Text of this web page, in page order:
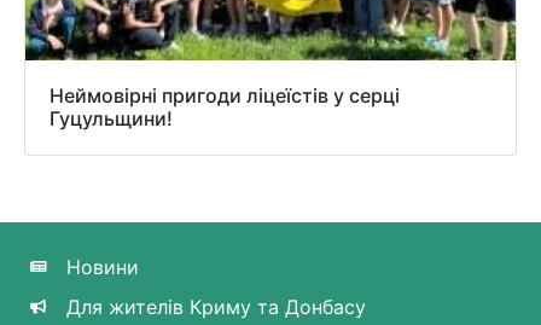
Неймовірні пригоди ліцеїстів у серці
Гуцульщини!
Новини
Для жителів Криму та Донбасу